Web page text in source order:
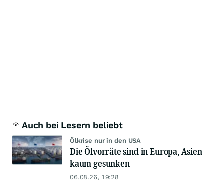
Auch bei Lesern beliebt
Ölkrise nur in den USA
Die Ölvorräte sind in Europa, Asien
kaum gesunken
06.08.26, 19:28